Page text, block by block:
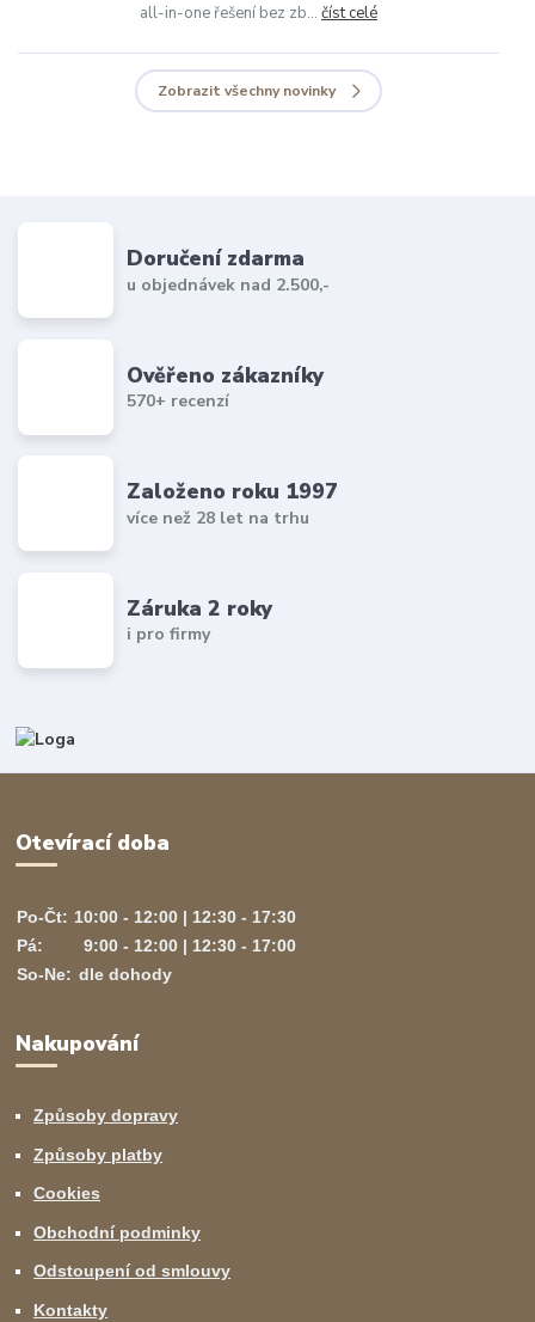
all-in-one řešení bez zb... číst celé
Zobrazit všechny novinky
Doručení zdarma
u objednávek nad 2.500,-
Ověřeno zákazníky
570+ recenzí
Založeno roku 1997
více než 28 let na trhu
Záruka 2 roky
i pro firmy
Otevírací doba
Po-Čt: 10:00 - 12:00 | 12:30 - 17:30
Pá:
9:00 - 12:00 | 12:30 - 17:00
So-Ne: dle dohody
Nakupování
Způsoby dopravy
Způsoby platby
Cookies
Obchodní podminky
Odstoupení od smlouvy
Kontakty